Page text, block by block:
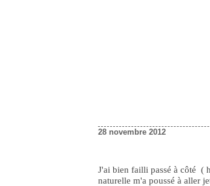
28 novembre 2012
J'ai bien failli passé à côté (
naturelle m'a poussé à aller